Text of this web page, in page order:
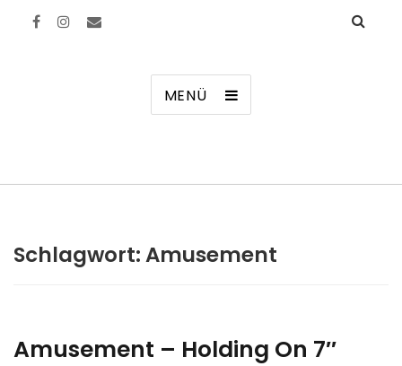
MENÜ
Schlagwort:Amusement
Amusement – Holding On 7″